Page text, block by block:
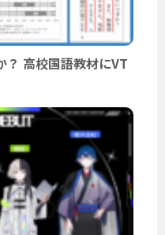
？ 高校国語教材にVT